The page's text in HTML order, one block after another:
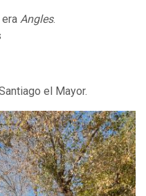
Angles.
el Mayor.